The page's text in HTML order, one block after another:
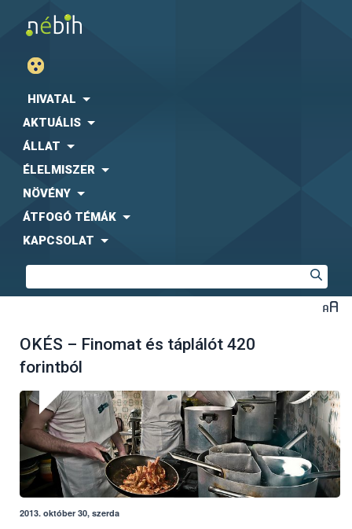
HIVATAL
AKTUÁLIS
ÁLLAT
ÉLELMISZER
NÖVÉNY
ÁTFOGÓ TÉMÁK
KAPCSOLAT
OKÉS – Finomat és táplálót 420
forintból
2013. október 30, szerda